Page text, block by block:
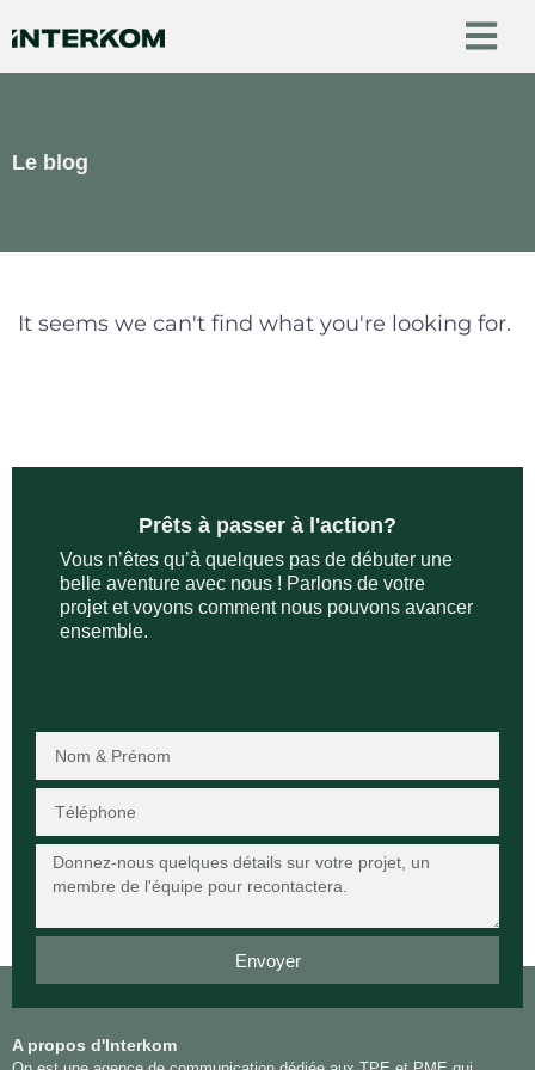
Le blog
It seems we can't find what you're looking for.
Prêts à passer à l'action?
Vous n’êtes qu’à quelques pas de débuter une
belle aventure avec nous ! Parlons de votre
projet et voyons comment nous pouvons avancer
ensemble.
Envoyer
A propos d'Interkom